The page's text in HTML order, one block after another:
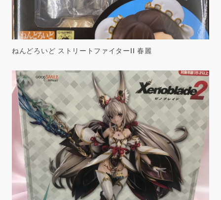
ねんどろいど ストリートファイターII 春麗